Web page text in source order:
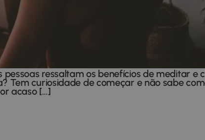
ressaltam os benefícios de meditar e
Tem curiosidade de começar e não sabe
acaso […]